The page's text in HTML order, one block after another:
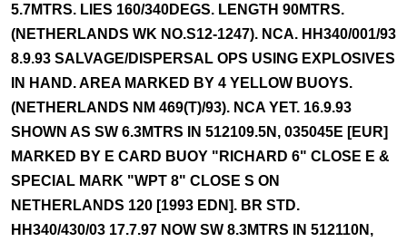
5.7MTRS. LIES 160/340DEGS. LENGTH 90MTRS.
(NETHERLANDS WK NO.S12-1247). NCA. HH340/001/93
8.9.93 SALVAGE/DISPERSAL OPS USING EXPLOSIVES
IN HAND. AREA MARKED BY 4 YELLOW BUOYS.
(NETHERLANDS NM 469(T)/93). NCA YET. 16.9.93
SHOWN AS SW 6.3MTRS IN 512109.5N, 035045E [EUR]
MARKED BY E CARD BUOY "RICHARD 6" CLOSE E &
SPECIAL MARK "WPT 8" CLOSE S ON
NETHERLANDS 120 [1993 EDN]. BR STD.
HH340/430/03 17.7.97 NOW SW 8.3MTRS IN 512110N,